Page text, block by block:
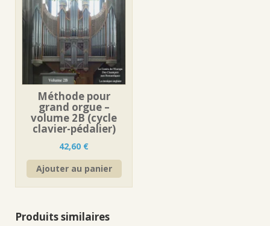
Méthode pour
grand orgue –
volume 2B (cycle
clavier-pédalier)
42,60 €
Ajouter au panier
Produits similaires